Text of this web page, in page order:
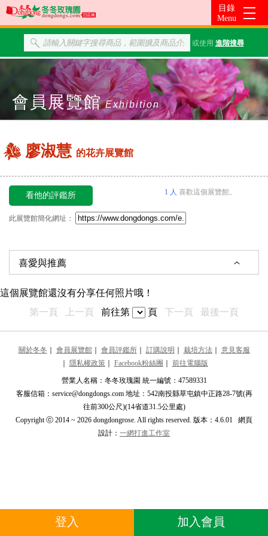
或使用 進階搜尋
會員展覽館 Exhibition
廖淑慧 的花卉展覽館
看他的評鑑所 1 人 喜歡這個展覽館。
此展覽館簡化網址：
喜愛與推薦
最近更新的展覽館
推薦的展覽館
力田山
李俊奇
****chi.lee@****
****ker.yula****
蘇佳語
****2866****
這個展覽館還沒有分享任何照片哦！
第一頁
上一頁 前往第 頁 下一頁 最後一頁
關於冬冬 ｜ 會員展覽館｜ 會員評鑑所｜ 訂購說明 ｜ 栽培方法｜ 意見客服
｜ 隱私權政策｜ Facebook粉絲團 ｜ 前往電腦版
營業人名稱：冬冬玫瑰園 統一編號：47589331
客服信箱：service@dongdongs.com 地址：542南投縣草屯鎮中正路28-7號(再
往前300公尺)(14省道31.5公里處)
Copyright ⓒ 2014 ~ 2026 dongdongrose. All rights reserved. 版本：4.6.01 網頁
設計： 一網打進工作室
登入 加入會員